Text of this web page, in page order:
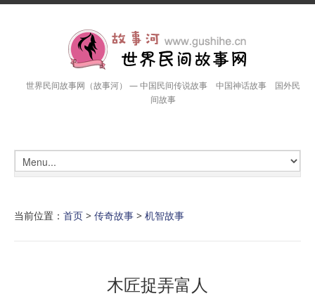
世界民间故事网（故事河） — 中国民间传说故事 中国神话故事 国外民
间故事
当前位置： 首页 > 传奇故事 > 机智故事
木匠捉弄富人